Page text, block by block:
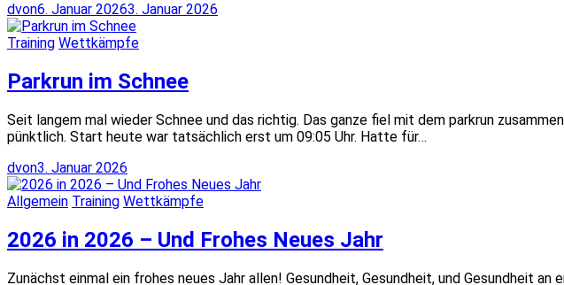
dvon6. Januar 20263. Januar 2026
Training Wettkämpfe
Parkrun im Schnee
Seit langem mal wieder Schnee und das richtig. Das ganze fiel mit dem parkrun
pünktlich. Start heute war tatsächlich erst um 09:05 Uhr. Hatte für…
dvon3. Januar 2026
Allgemein Training Wettkämpfe
2026 in 2026 – Und Frohes Neues Jahr
Zunächst einmal ein frohes neues Jahr allen! Gesundheit, Gesundheit, und Gesundheit